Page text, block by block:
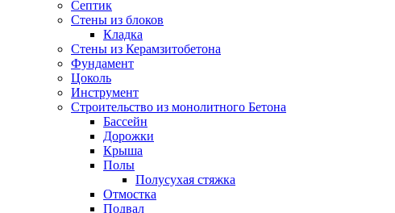
Септик
Стены из блоков
Кладка
Стены из Керамзитобетона
Фундамент
Цоколь
Инструмент
Строительство из монолитного Бетона
Бассейн
Дорожки
Крыша
Полы
Полусухая стяжка
Отмостка
Подвал